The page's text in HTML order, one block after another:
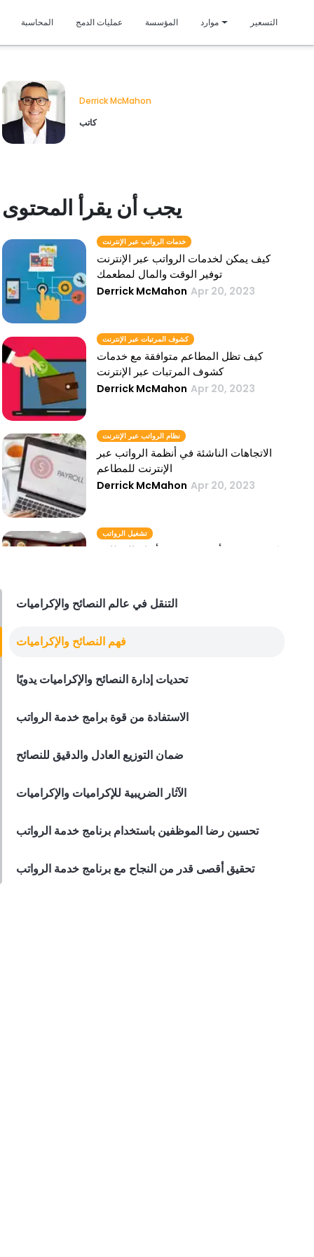
المحاسبة عمليات الدمج المؤسسة موارد التسعير
Derrick McMahon
كاتب
يجب أن يقرأ المحتوى
خدمات الرواتب عبر الإنترنت
كيف يمكن لخدمات الرواتب عبر الإنترنت
توفير الوقت والمال لمطعمك
Derrick McMahon Apr 20, 2023
كشوف المرتبات عبر الإنترنت
كيف تظل المطاعم متوافقة مع خدمات
كشوف المرتبات عبر الإنترنت
Derrick McMahon Apr 20, 2023
نظام الرواتب عبر الإنترنت
الاتجاهات الناشئة في أنظمة الرواتب عبر
الإنترنت للمطاعم
Derrick McMahon Apr 20, 2023
تشغيل الرواتب
كيفية تحقيق أقصى قدر من أرباح المطاعم
Derrick McMahon
تحسين رضا موظفي المطاعم من خلال
Derrick McMahon
التنقل في عالم النصائح والإكراميات
فهم النصائح والإكراميات
تحديات إدارة النصائح والإكراميات يدويًا
الاستفادة من قوة برامج خدمة الرواتب
ضمان التوزيع العادل والدقيق للنصائح
الآثار الضريبية للإكراميات والإكراميات
تحسين رضا الموظفين باستخدام برنامج خدمة الرواتب
تحقيق أقصى قدر من النجاح مع برنامج خدمة الرواتب